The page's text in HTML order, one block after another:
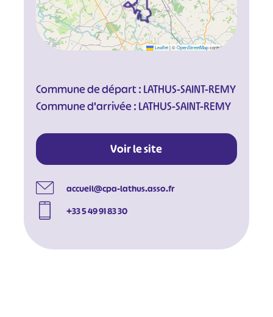
Leaflet |©OpenStreetMapcontributors
Commune de départ : LATHUS-SAINT-REMY
Commune d'arrivée : LATHUS-SAINT-REMY
Voir le site
accueil@cpa-lathus.asso.fr
+33 5 49 91 83 30